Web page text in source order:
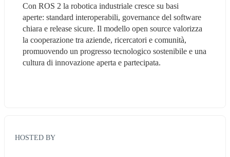
Con ROS 2 la robotica industriale cresce su basi
aperte: standard interoperabili, governance del software
chiara e release sicure. Il modello open source valorizza
la cooperazione tra aziende, ricercatori e comunità,
promuovendo un progresso tecnologico sostenibile e una
cultura di innovazione aperta e partecipata.
HOSTED BY